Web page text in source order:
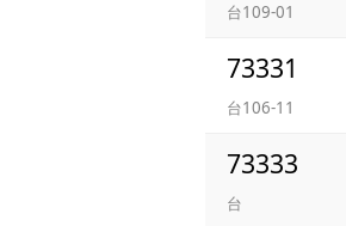
台109-01
73331
台106-11
73333
台